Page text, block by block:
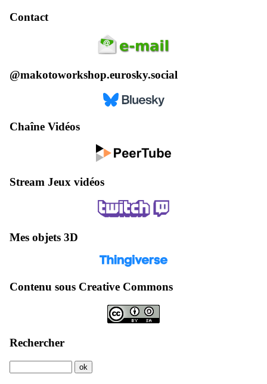
Contact
@makotoworkshop.eurosky.social
Chaîne Vidéos
Stream Jeux vidéos
Mes objets 3D
Contenu sous Creative Commons
Rechercher